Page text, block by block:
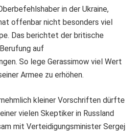
in der Ukraine,
offenbar nicht besonders viel
Das berichtet der britische
auf
So lege Gerassimow viel Wert
Armee zu erhöhen.
kleiner Vorschriften dürfte
vielen Skeptiker in Russland
mit Verteidigungsminister Sergej